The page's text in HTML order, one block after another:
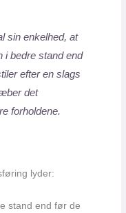
sin enkelhed, at
i bedre stand end
efter en slags
det
forholdene.
lyder:
stand end før de